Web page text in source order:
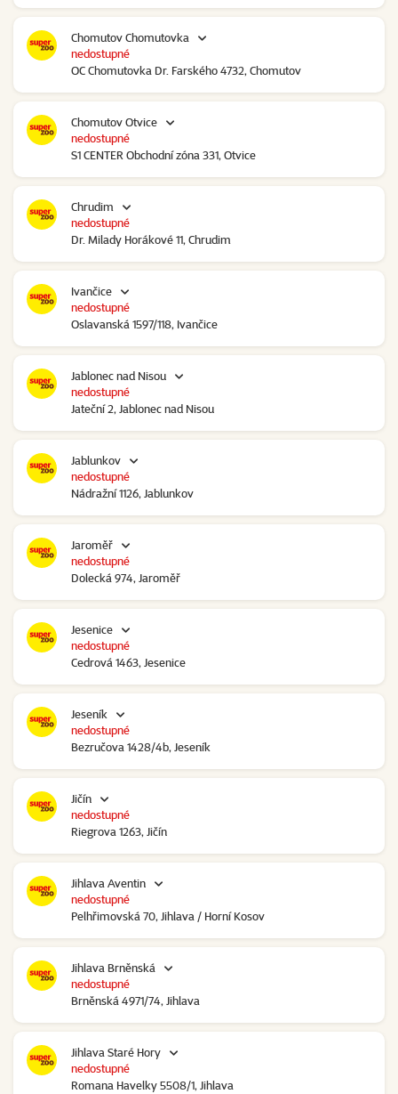
Chomutov Chomutovka
OC Chomutovka Dr. Farského 4732, Chomutov
nedostupné
Chomutov Otvice
S1 CENTER Obchodní zóna 331, Otvice
nedostupné
Chrudim
Dr. Milady Horákové 11, Chrudim
nedostupné
Ivančice
Oslavanská 1597/118, Ivančice
nedostupné
Jablonec nad Nisou
Jateční 2, Jablonec nad Nisou
nedostupné
Jablunkov
Nádražní 1126, Jablunkov
nedostupné
Jaroměř
Dolecká 974, Jaroměř
nedostupné
Jesenice
Cedrová 1463, Jesenice
nedostupné
Jeseník
Bezručova 1428/4b, Jeseník
nedostupné
Jičín
Riegrova 1263, Jičín
nedostupné
Jihlava Aventin
Pelhřimovská 70, Jihlava / Horní Kosov
nedostupné
Jihlava Brněnská
Brněnská 4971/74, Jihlava
nedostupné
Jihlava Staré Hory
Romana Havelky 5508/1, Jihlava
nedostupné